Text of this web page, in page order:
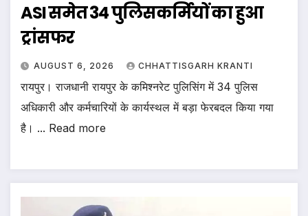
ASI समेत 34 पुलिसकर्मियों का हुआ
ट्रांसफर
AUGUST 6, 2026 CHHATTISGARH KRANTI
रायपुर। राजधानी रायपुर के कमिश्नरेट पुलिसिंग में 34 पुलिस
अधिकारी और कर्मचारियों के कार्यस्थल में बड़ा फेरबदल किया गया
है। ... Read more